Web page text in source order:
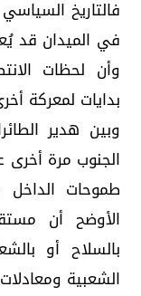
فالتاريخ
في الميدان قد
وأن لحظات
بدايات لمعركة
وبين هدير
الجنوب مرة
طموحات الداخل
الأوضح أن
بالسلاح أو
الشعبية